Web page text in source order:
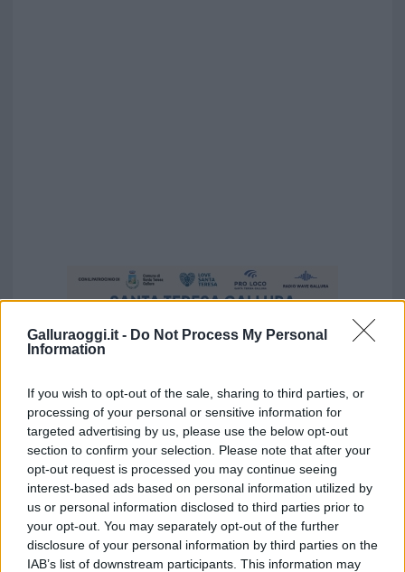
Galluraoggi.it - Do Not Process My Personal
Information
If you wish to opt-out of the sale, sharing to third parties, or
processing of your personal or sensitive information for
targeted advertising by us, please use the below opt-out
section to confirm your selection. Please note that after your
opt-out request is processed you may continue seeing
interest-based ads based on personal information utilized by
us or personal information disclosed to third parties prior to
your opt-out. You may separately opt-out of the further
disclosure of your personal information by third parties on the
IAB’s list of downstream participants. This information may
Vuoi rimuovere le pubblicità nazionali?